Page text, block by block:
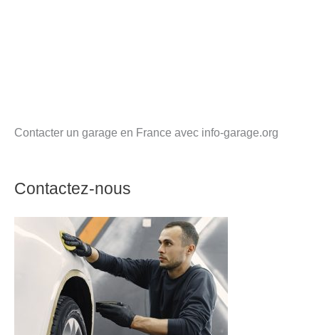
Contacter un garage en France avec info-garage.org
Contactez-nous